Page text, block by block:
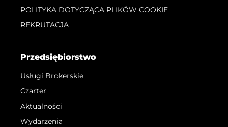
POLITYKA DOTYCZĄCA PLIKÓW COOKIE
REKRUTACJA
Przedsiębiorstwo
Usługi Brokerskie
Czarter
Aktualności
Wydarzenia